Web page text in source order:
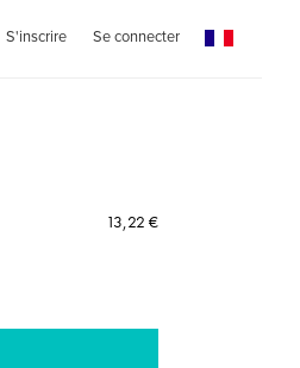
S'inscrire Se connecter
13,22 €